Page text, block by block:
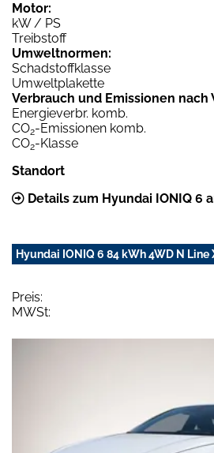
Motor:
kW / PS
Treibstoff
Umweltnormen:
Schadstoffklasse
Umweltplakette
Verbrauch und Emissionen nach
Energieverbr. komb.
CO2-Emissionen komb.
CO2-Klasse
Standort
Details zum Hyundai IONIQ 6
Hyundai IONIQ 6 84 kWh 4WD N Line
Preis:
MWSt: